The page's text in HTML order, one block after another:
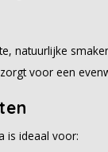
natuurlijke
voor een
is ideaal voor: